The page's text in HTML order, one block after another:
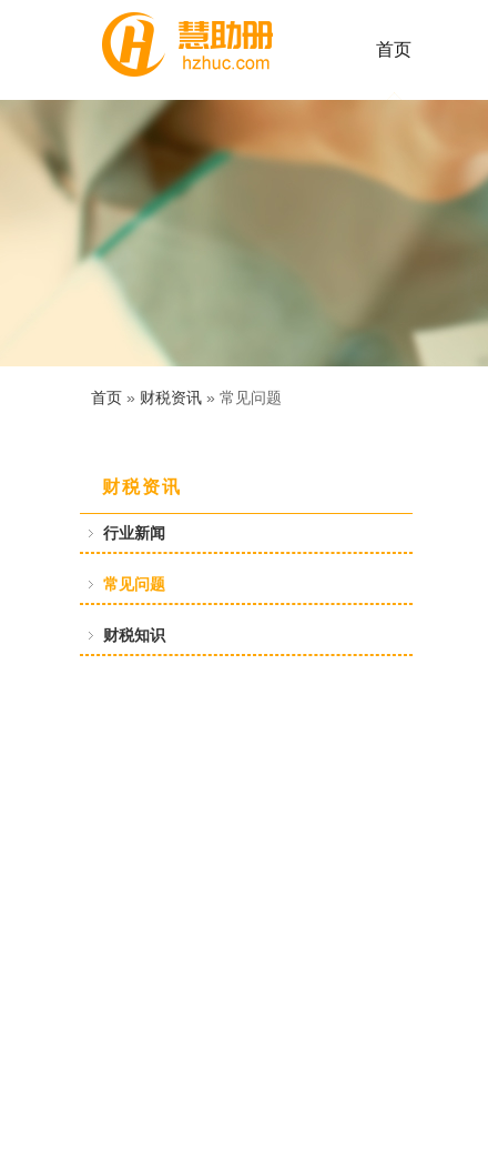
首页
首页 » 财税资讯 » 常见问题
财税资讯
行业新闻
常见问题
财税知识